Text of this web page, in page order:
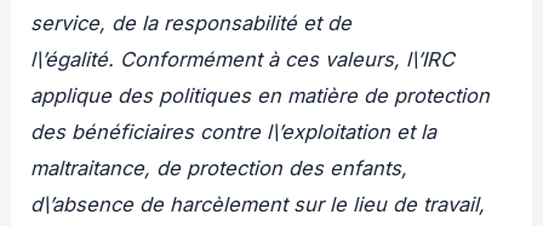
service, de la responsabilité et de
l\’égalité. Conformément à ces valeurs, l\’IRC
applique des politiques en matière de protection
des bénéficiaires contre l\’exploitation et la
maltraitance, de protection des enfants,
d\’absence de harcèlement sur le lieu de travail,